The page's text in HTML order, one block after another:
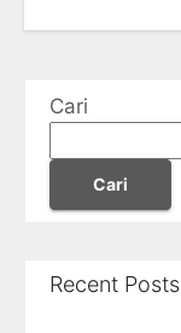
Cari
Cari
Recent Posts